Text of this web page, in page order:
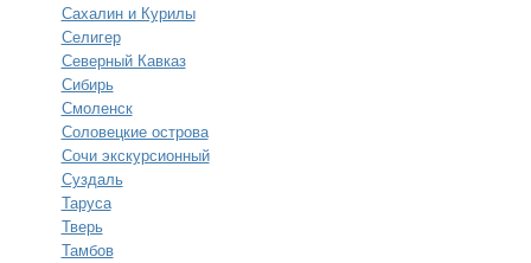
Сахалин и Курилы
Селигер
Северный Кавказ
Сибирь
Смоленск
Соловецкие острова
Сочи экскурсионный
Суздаль
Таруса
Тверь
Тамбов